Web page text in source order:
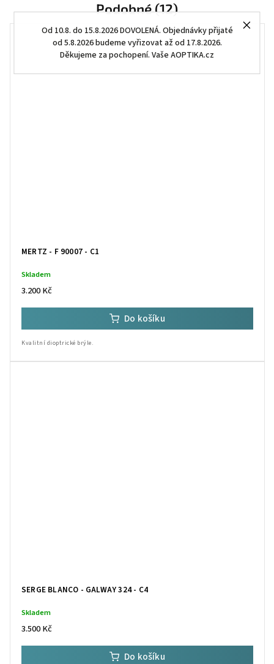
Od 10.8. do 15.8.2026 DOVOLENÁ. Objednávky přijaté
od 5.8.2026 budeme vyřizovat až od 17.8.2026.
Děkujeme za pochopení. Vaše AOPTIKA.cz
Podobné (12)
MERTZ - F 90007 - C1
Skladem
3.200 Kč
Do košíku
SERGE BLANCO - GALWAY 324 - C4
Skladem
3.500 Kč
Do košíku